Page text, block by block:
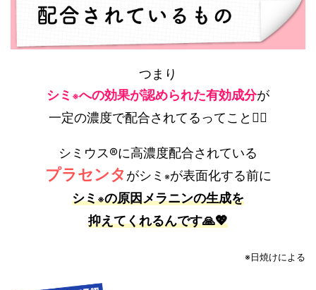
つまり
シミ ※への効果が認められた有効成分が
一定の濃度で配合されてるってこと🙆‍♂️
シミウス®に高濃度配合されている
プラセンタ がシミ ※が表面化する前に
シミ※の原因メラニンの生成を
抑えてくれるんです🙏💖
※日焼けによる